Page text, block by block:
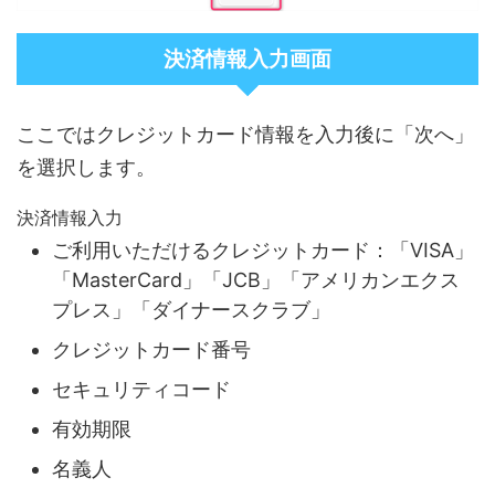
決済情報入力画面
ここではクレジットカード情報を入力後に「次へ」
を選択します。
決済情報入力
ご利用いただけるクレジットカード：「VISA」
「MasterCard」「JCB」「アメリカンエクス
プレス」「ダイナースクラブ」
クレジットカード番号
セキュリティコード
有効期限
名義人